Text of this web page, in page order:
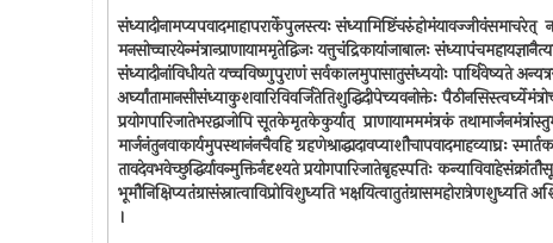
संध्यादीनामप्यपवादमाहापरार्केपुलस्त्यः
मनसोच्चारयेन्मंत्रान्प्राणायाममृतेद्विजः यत्तुचंद्रिकायांजाबालः
संध्यादीनांविधीयते यच्चविष्णुपुराणं सर्वकालमुपासातुसंध्ययोः पार्थिवेष्यते
अर्घ्यांतामानसीसंध्याकुशवारिविवर्जितेतिशुद्धिदीपेच्यवनोक्तेः
प्रयोगपारिजातेभरद्वाजोपि सूतकेमृतकेकुर्यात् ‍ प्राणायामममंत्रकं
मार्जनंतुनवाकार्यमुपस्थानंनचैवहि ग्रहणेश्राद्धादावप्याशौचापवादमाहव्याघ्रः
तावदेवभवेच्छुद्धिर्यावन्मुक्तिर्नदृश्यते प्रयोगपारिजातेबृहस्पतिः
भूमौनिक्षिप्यतंग्रासंस्नात्वाविप्रोविशुध्यति
।